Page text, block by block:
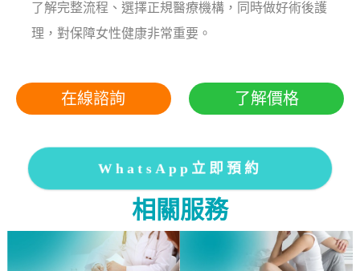
了解完整流程、選擇正規醫療機構，同時做好術後護
理，對保障女性健康非常重要。
在線諮詢 了解價格
WhatsApp立即預約
相關服務